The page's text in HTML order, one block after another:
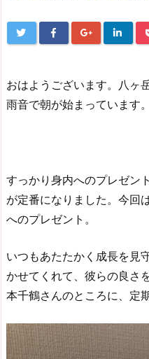
おはようございます。八ヶ
雨音で朝が始まっています。
すっかり身内へのプレゼン
が定番になりました。今回
へのプレゼント。
いつもあたたかく成長を見
かせてくれて、彼らの良さ
本千鶴さんのところに、定